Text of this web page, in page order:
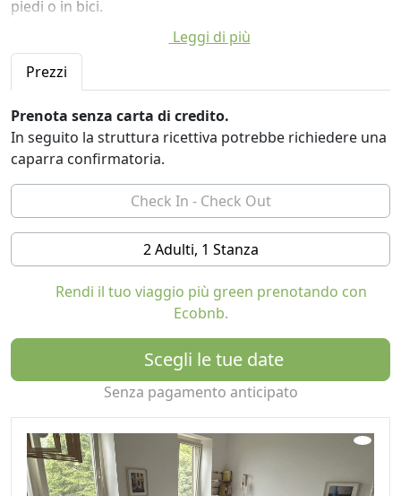
piedi o in bici.
Al rientro potrete gustarvi un aperitivo sulla terrazza al
tramonto oppure godervi la frescura del giardino con
un libro in mano scegliendo una lettura dalla biblioteca
ben fornita. Un salotto offre uno spazio di relax anche
per le giornate piovose.
Leggi di più
Prezzi
Prenota senza carta di credito.
In seguito la struttura ricettiva potrebbe richiedere una
caparra confirmatoria.
2 Adulti, 1 Stanza
Rendi il tuo viaggio più green prenotando con
Ecobnb.
Scegli le tue date
Senza pagamento anticipato